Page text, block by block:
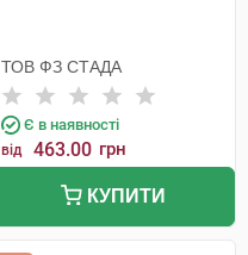
ТОВ ФЗ СТАДА
Є в наявності
від 463.00 грн
КУПИТИ